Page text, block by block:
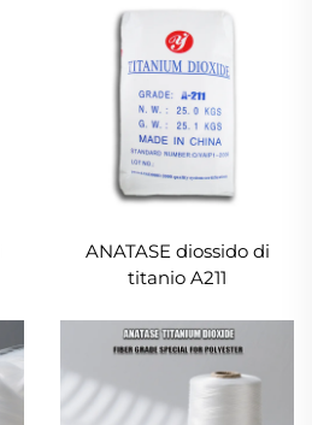
ANATASE diossido di
titanio A211